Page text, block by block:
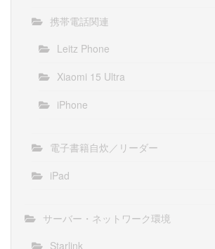
携帯電話関連
Leitz Phone
Xiaomi 15 Ultra
iPhone
電子書籍自炊／リーダー
iPad
サーバー・ネットワーク環境
Starlink